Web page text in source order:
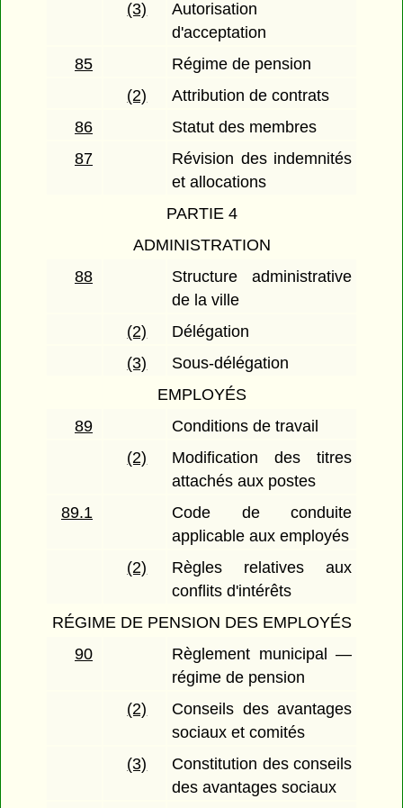
(3)
Autorisation
d'acceptation
85
Régime de pension
(2)
Attribution de contrats
86
Statut des membres
87
Révision des indemnités
et allocations
PARTIE 4
ADMINISTRATION
88
Structure administrative
de la ville
(2)
Délégation
(3)
Sous-délégation
EMPLOYÉS
89
Conditions de travail
(2)
Modification des titres
attachés aux postes
89.1
Code de conduite
applicable aux employés
(2)
Règles relatives aux
conflits d'intérêts
RÉGIME DE PENSION DES EMPLOYÉS
90
Règlement municipal —
régime de pension
(2)
Conseils des avantages
sociaux et comités
(3)
Constitution des conseils
des avantages sociaux